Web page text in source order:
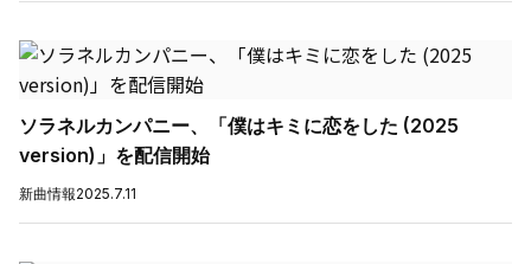
ソラネルカンパニー、「僕はキミに恋をした (2025
version)」を配信開始
新曲情報2025.7.11